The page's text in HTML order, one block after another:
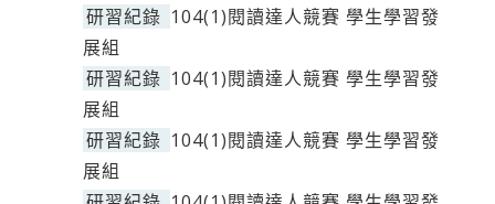
研習紀錄 104(1)閱讀達人競賽 學生學習發
展組
研習紀錄 104(1)閱讀達人競賽 學生學習發
展組
研習紀錄 104(1)閱讀達人競賽 學生學習發
展組